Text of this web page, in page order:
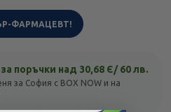
ФАРМАЦЕВТ!
поръчки над 30,68 Є/ 60 лв.
за София с BOX NOW и на